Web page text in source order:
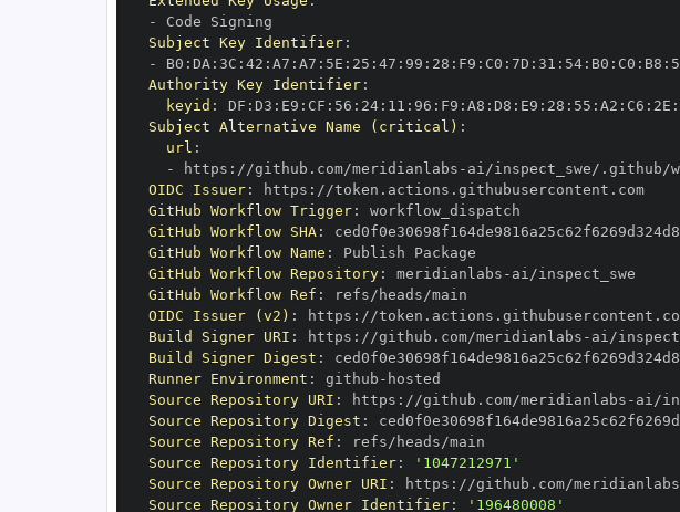
-
Subject Key Identifier:
-
B0 : DA : 3C : 42 : A7 : A7 : 5E : 25 : 47 : 99 : 28 : F9 : C0 : 7D : 31 : 54: B0 : C0 : B8 :
Authority Key Identifier:
keyid : DF : D3 : E9 : CF : 56 : 24: 11 : 96 : F9 : A8 : D8 : E9 : 28 : 55 : A2 : C6 : 2E :
Subject Alternative Name (critical) :
url :
-
https : //github.com/meridianlabs -
OIDC Issuer: https :
//token.actions.githubusercontent.com
GitHub Workflow Trigger:
GitHub Workflow SHA:
GitHub Workflow Name :
GitHub Workflow Repository: meridianlabs -
GitHub Workflow Ref :
OIDC Issuer (v2) : https :
Build Signer URI : https : //github.com/meridianlabs -
Build Signer Digest :
Runner Environment : github -
Source Repository URI : https : //github.com/meridianlabs -
Source Repository Digest :
Source Repository Ref :
Source Repository Identifier:
'1047212971'
Source Repository Owner URI : https : //github.com/meridianlabs
Source Repository Owner Identifier: '196480008'